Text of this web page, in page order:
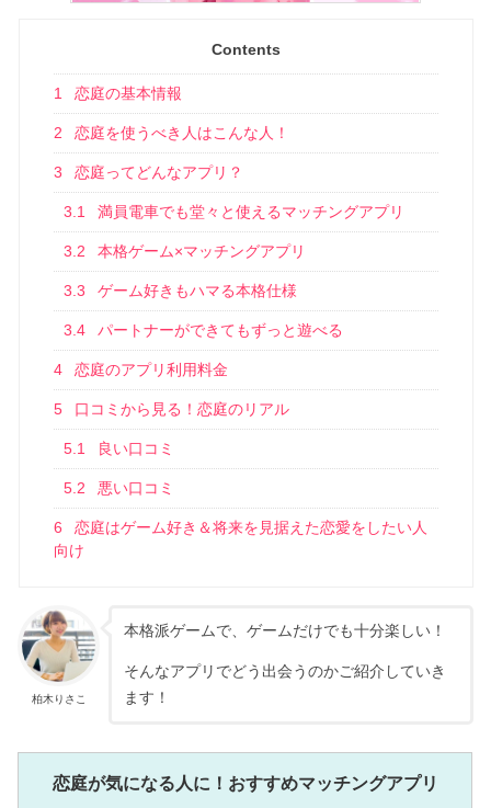
Contents
1 恋庭の基本情報
2 恋庭を使うべき人はこんな人！
3 恋庭ってどんなアプリ？
3.1 満員電車でも堂々と使えるマッチングアプリ
3.2 本格ゲーム×マッチングアプリ
3.3 ゲーム好きもハマる本格仕様
3.4 パートナーができてもずっと遊べる
4 恋庭のアプリ利用料金
5 口コミから見る！恋庭のリアル
5.1 良い口コミ
5.2 悪い口コミ
6
恋庭はゲーム好き＆将来を見据えた恋愛をしたい人
向け
柏木りさこ
本格派ゲームで、ゲームだけでも十分楽しい！
そんなアプリでどう出会うのかご紹介していき
ます！
恋庭が気になる人に！おすすめマッチングアプリ